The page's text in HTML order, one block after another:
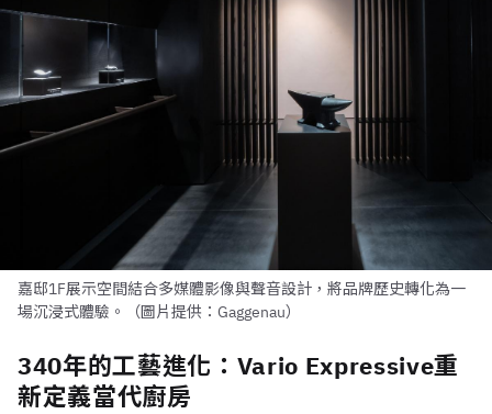
嘉邸1F展示空間結合多媒體影像與聲音設計，將品牌歷史轉化為一
場沉浸式體驗。（圖片提供：Gaggenau）
340年的工藝進化：Vario Expressive重
新定義當代廚房